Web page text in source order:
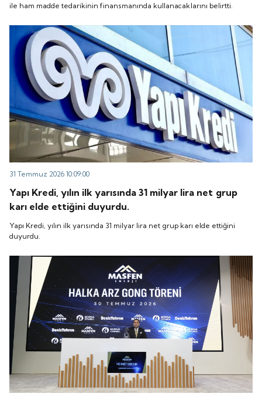
belirtti.
ile ham madde tedarikinin finansmanında kullanacaklarını belirtti.
31 Temmuz 2026 10:09:00
Yapı Kredi, yılın ilk yarısında 31 milyar lira net grup
karı elde ettiğini duyurdu.
Yapı Kredi, yılın ilk yarısında 31 milyar lira net grup karı elde ettiğini
duyurdu.